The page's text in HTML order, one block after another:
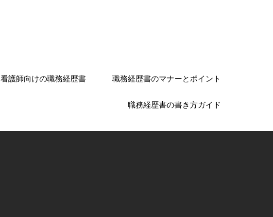
看護師向けの職務経歴書 職務経歴書のマナーとポイント
職務経歴書の書き方ガイド